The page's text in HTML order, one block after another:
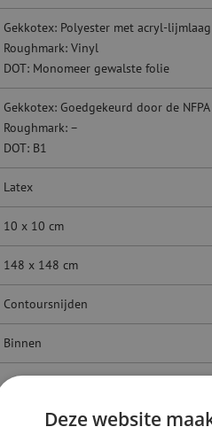
Gekkotex: Polyester met acryl-lijmlaag
Roughmark: Vinyl
DOT: Monomeer gewalste folie
Gekkotex: Goedgekeurd door de NFPA
Roughmark: –
DOT: B1
Latex
10 x 10 cm
148 x 148 cm
Contoursnijden
Binnen
Deze website